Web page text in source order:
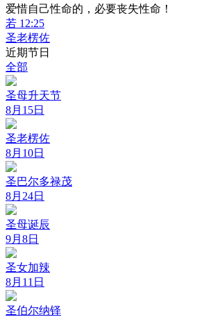
爱惜自己性命的，必要丧失性命！
若 12:25
圣老楞佐
近期节日
全部
圣母升天节
8月15日
圣老楞佐
8月10日
圣巴尔多禄茂
8月24日
圣母诞辰
9月8日
圣女加辣
8月11日
圣伯尔纳铎